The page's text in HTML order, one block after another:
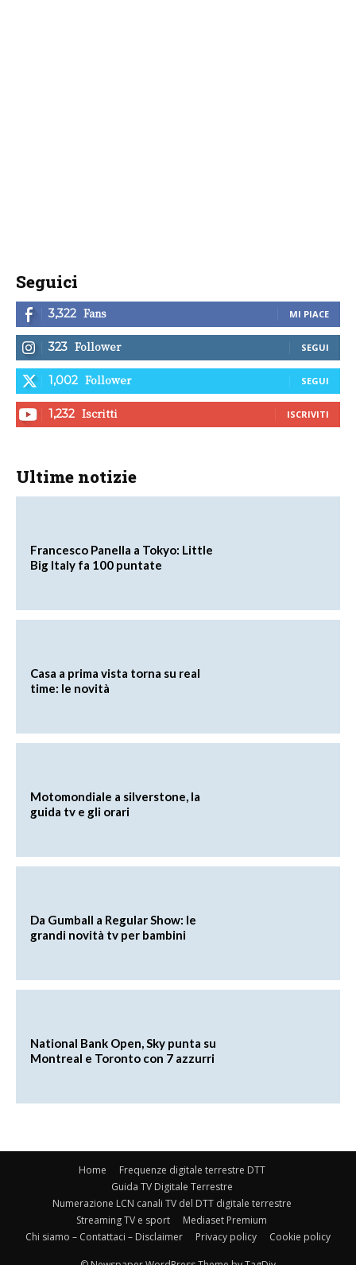
Seguici
3,322 Fans MI PIACE
323 Follower SEGUI
1,002 Follower SEGUI
1,232 Iscritti ISCRIVITI
Ultime notizie
Francesco Panella a Tokyo: Little
Big Italy fa 100 puntate
Casa a prima vista torna su real
time: le novità
Motomondiale a silverstone, la
guida tv e gli orari
Da Gumball a Regular Show: le
grandi novità tv per bambini
National Bank Open, Sky punta su
Montreal e Toronto con 7 azzurri
Home
Frequenze digitale terrestre DTT
Guida TV Digitale Terrestre
Numerazione LCN canali TV del DTT digitale terrestre
Streaming TV e sport
Mediaset Premium
Chi siamo – Contattaci – Disclaimer
Privacy policy Cookie policy